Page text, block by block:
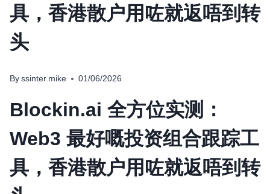
具，香港散户用咗就返唔到转
头
By ssinter.mike 01/06/2026
Blockin.ai 全方位实测：
Web3 最好嘅投资组合跟踪工
具，香港散户用咗就返唔到转